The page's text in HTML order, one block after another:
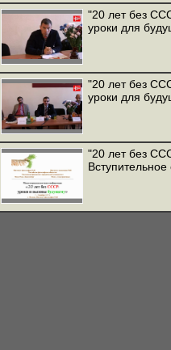
"20 лет без
уроки для
"20 лет без
уроки для
"20 лет без
Вступительное